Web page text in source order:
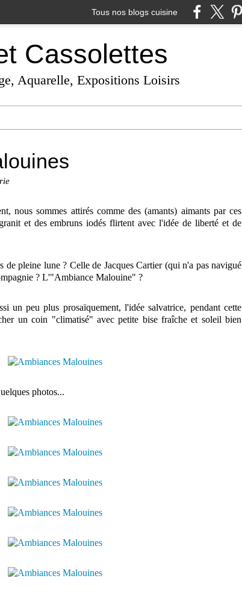
Tous nos blogs cuisine
Cassolettes
Aquarelle, Expositions Loisirs
nous sommes attirés comme des (amants) aimants par ces
et des embruns iodés flirtent avec l'idée de liberté et de
de pleine lune ? Celle de Jacques Cartier (qui n'a pas navigué
? L'"Ambiance Malouine" ?
un peu plus prosaïquement, l'idée salvatrice, pendant cette
un coin "climatisé" avec petite bise fraîche et soleil bien
photos...